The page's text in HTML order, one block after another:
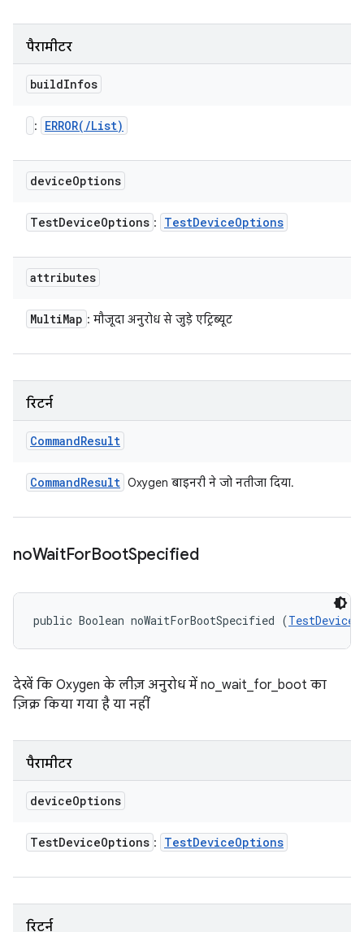
पैरामीटर
buildInfos
: ERROR( /List)
deviceOptions
TestDeviceOptions : TestDeviceOptions
attributes
MultiMap : मौजूदा अनुरोध से जुड़े एट्रिब्यूट
रिटर्न
CommandResult
CommandResult Oxygen बाइनरी ने जो नतीजा दिया.
noWaitForBootSpecified
public Boolean noWaitForBootSpecified (
देखें कि Oxygen के लीज़ अनुरोध में no_wait_for_boot का
ज़िक्र किया गया है या नहीं
पैरामीटर
deviceOptions
TestDeviceOptions : TestDeviceOptions
रिटर्न